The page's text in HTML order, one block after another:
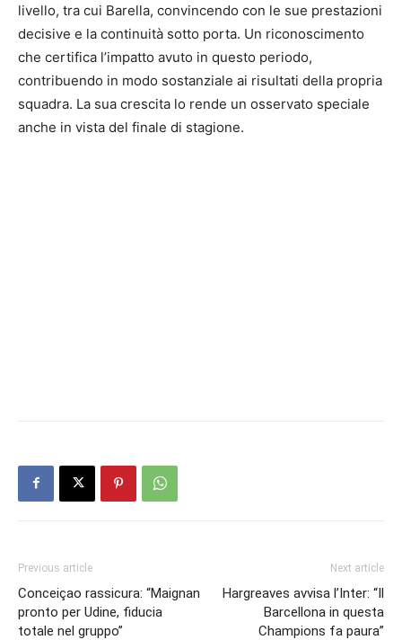
livello, tra cui Barella, convincendo con le sue prestazioni
decisive e la continuità sotto porta. Un riconoscimento
che certifica l’impatto avuto in questo periodo,
contribuendo in modo sostanziale ai risultati della propria
squadra. La sua crescita lo rende un osservato speciale
anche in vista del finale di stagione.
Previous article
Conceiçao rassicura: “Maignan
pronto per Udine, fiducia
totale nel gruppo”
Next article
Hargreaves avvisa l’Inter: “Il
Barcellona in questa
Champions fa paura”